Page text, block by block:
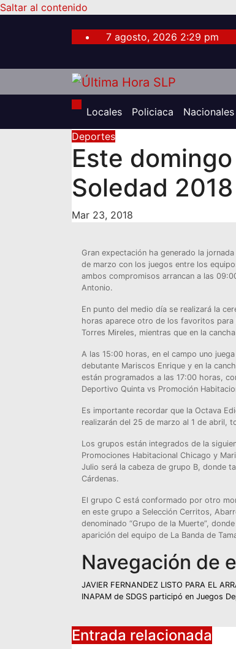
Saltar al contenido
7 agosto, 2026 2:29 pm
Locales Policiaca Nacionales
Deportes
Este
Soledad 2018
Mar 23, 2018
Gran expectación ha generado la
de marzo con los juegos entre los
ambos compromisos arrancan a las
Antonio.
En punto del medio día se realizará la
horas aparece otro de los favoritos para
Torres Mireles, mientras que en la
A las 15:00 horas, en el campo uno
debutante Mariscos Enrique y en la
están programados a las 17:00 horas,
Deportivo Quinta vs Promoción
Es importante recordar que la Octava
realizarán del 25 de marzo al 1 de abril,
Los grupos están integrados de la
Promociones Habitacional Chicago y
Julio será la cabeza de grupo B, donde
Cárdenas.
El grupo C está conformado por otro
en este grupo a Selección Cerritos,
denominado “Grupo de la Muerte”,
aparición del equipo de La Banda de
Navegación de
JAVIER FERNANDEZ LISTO PARA EL
INAPAM de SDGS participó en Juegos
Entrada relacionada